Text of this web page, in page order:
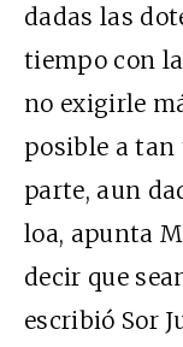
dadas las
tiempo con
no exigirle
posible a tan
parte, aun
loa, apunta
decir que
escribió Sor